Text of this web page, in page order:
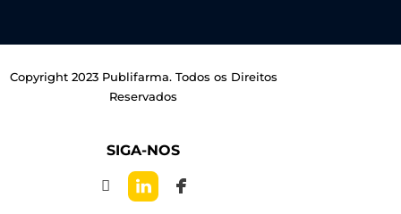
Copyright 2023 Publifarma. Todos os Direitos
Reservados
SIGA-NOS